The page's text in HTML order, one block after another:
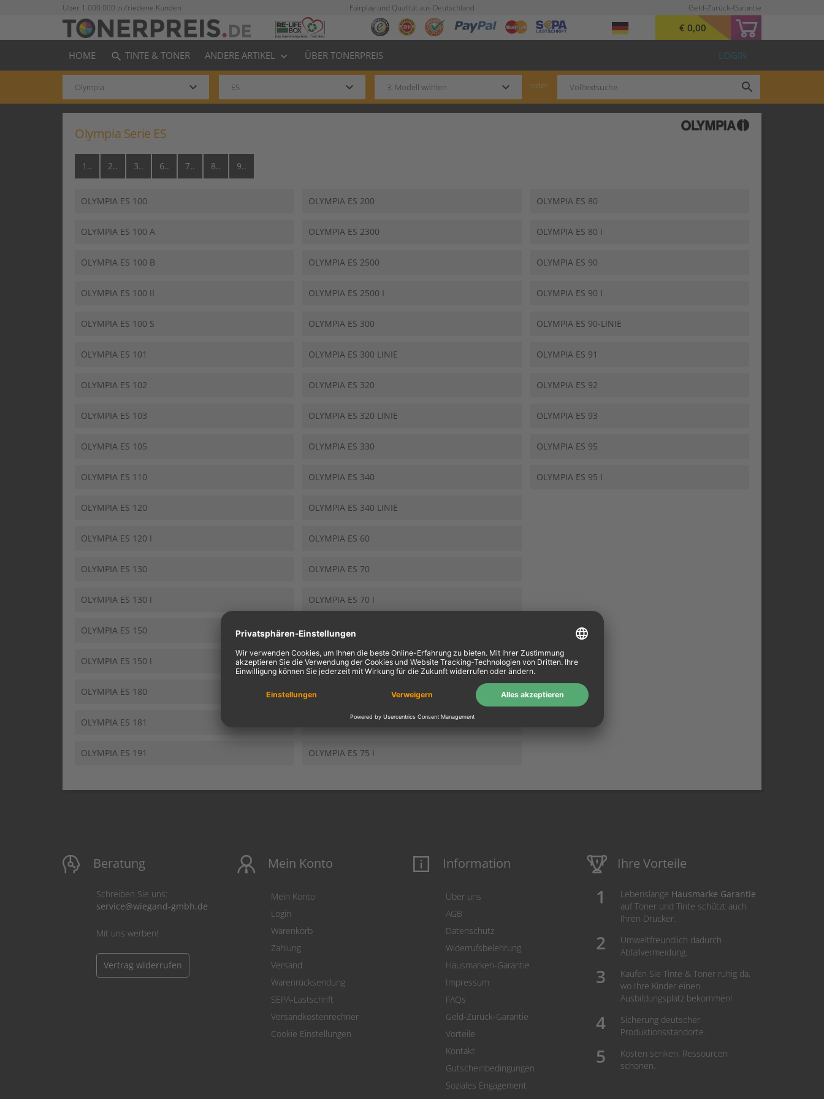
Über 1.000.000 zufriedene Kunden Fairplay und Qualität aus Deutschland Geld-Zurück-Garantie
€ 0,00
HOME search TINTE & TONER ANDERE ARTIKEL keyboard_arrow_down ÜBER TONERPREIS LOGIN
keyboard_arrow_down keyboard_arrow_down keyboard_arrow_down oder search
Olympia Serie ES
1.. 2.. 3.. 6.. 7.. 8.. 9..
OLYMPIA ES 100
OLYMPIA ES 100 A
OLYMPIA ES 100 B
OLYMPIA ES 100 II
OLYMPIA ES 100 S
OLYMPIA ES 101
OLYMPIA ES 102
OLYMPIA ES 103
OLYMPIA ES 105
OLYMPIA ES 110
OLYMPIA ES 120
OLYMPIA ES 120 I
OLYMPIA ES 130
OLYMPIA ES 130 I
OLYMPIA ES 150
OLYMPIA ES 150 I
OLYMPIA ES 180
OLYMPIA ES 181
OLYMPIA ES 191
OLYMPIA ES 200
OLYMPIA ES 2300
OLYMPIA ES 2500
OLYMPIA ES 2500 I
OLYMPIA ES 300
OLYMPIA ES 300 LINIE
OLYMPIA ES 320
OLYMPIA ES 320 LINIE
OLYMPIA ES 330
OLYMPIA ES 340
OLYMPIA ES 340 LINIE
OLYMPIA ES 60
OLYMPIA ES 70
OLYMPIA ES 70 I
OLYMPIA ES 71
OLYMPIA ES 71 I
OLYMPIA ES 72
OLYMPIA ES 72 I
OLYMPIA ES 75 I
OLYMPIA ES 80
OLYMPIA ES 80 I
OLYMPIA ES 90
OLYMPIA ES 90 I
OLYMPIA ES 90-LINIE
OLYMPIA ES 91
OLYMPIA ES 92
OLYMPIA ES 93
OLYMPIA ES 95
OLYMPIA ES 95 I
Beratung
Schreiben Sie uns:
service@wiegand-gmbh.de
Mit uns werben!
Vertrag widerrufen
Mein Konto
Mein Konto
Login
Warenkorb
Zahlung
Versand
Warenrücksendung
SEPA-Lastschrift
Versandkostenrechner
Cookie Einstellungen
Information
Über uns
AGB
Datenschutz
Widerrufsbelehrung
Hausmarken-Garantie
Impressum
FAQs
Geld-Zurück-Garantie
Vorteile
Kontakt
Gutscheinbedingungen
Soziales Engagement
Ihre Vorteile
Lebenslange Hausmarke Garantie
auf Toner und Tinte schützt auch
Ihren Drucker.
Umweltfreundlich dadurch
Abfallvermeidung.
Kaufen Sie Tinte & Toner ruhig da,
wo Ihre Kinder einen
Ausbildungsplatz bekommen!
Sicherung deutscher
Produktionsstandorte.
Kosten senken, Ressourcen
schonen.